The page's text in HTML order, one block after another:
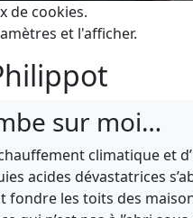
de cookies.
et l'afficher.
sur moi…
climatique et
acides dévastatrices
fondre les toits des